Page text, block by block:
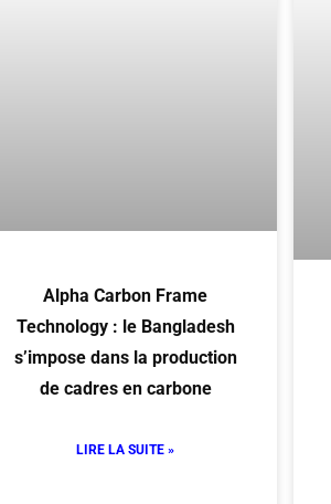
Alpha Carbon Frame
Technology : le Bangladesh
s’impose dans la production
de cadres en carbone
LIRE LA SUITE »